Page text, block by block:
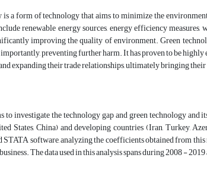
a form of technology that aims to minimize the
renewable energy sources, energy efficiency
improving the quality of environment. Green
importantly, preventing further harm. It has proven to be
expanding their trade relationships, ultimately bringing
to investigate the technology gap and green technology
States, China) and developing countries (Iran, Turkey,
software, analyzing the coefficients obtained from
The data used in this analysis spans during 2008 -